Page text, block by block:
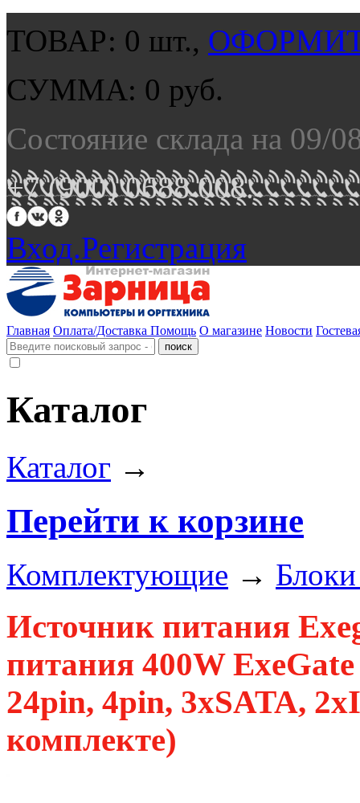
ТОВАР: 0 шт.,
СУММА: 0 руб.
Состояние склада на 09/
+7 (900) 0688 008.
Вход.Регистрация
Главная Оплата/Доставка Помощь О магазине Новости
Каталог
Каталог →
Перейти к корзине
Комплектующие →
Источник питания
питания 400W
24pin, 4pin, 3xSATA,
комплекте)